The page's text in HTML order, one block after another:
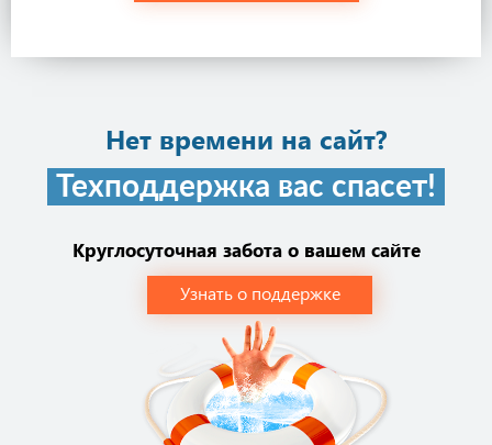
Нет времени на сайт?
Техподдержка вас спасет!
Круглосуточная забота о вашем сайте
Узнать о поддержке